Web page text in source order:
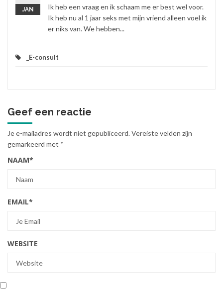
JAN
Ik heb een vraag en ik schaam me er best wel voor.
Ik heb nu al 1 jaar seks met mijn vriend alleen voel ik
er niks van. We hebben...
_E-consult
Geef een reactie
Je e-mailadres wordt niet gepubliceerd.Vereiste velden zijn
gemarkeerd met *
NAAM*
EMAIL*
WEBSITE